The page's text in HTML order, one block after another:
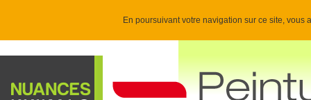
En poursuivant votre navigation sur ce site,